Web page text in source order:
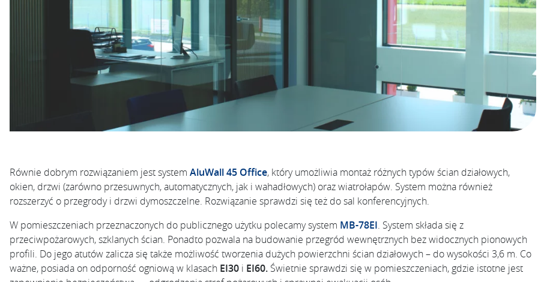
Równie dobrym rozwiązaniem jest system AluWall 45 Office, który umożliwia montaż różnych typów ścian działowych,
okien, drzwi (zarówno przesuwnych, automatycznych, jak i wahadłowych) oraz wiatrołapów. System można również
rozszerzyć o przegrody i drzwi dymoszczelne. Rozwiązanie sprawdzi się też do sal konferencyjnych.
W pomieszczeniach przeznaczonych do publicznego użytku polecamy system MB-78EI. System składa się z
przeciwpożarowych, szklanych ścian. Ponadto pozwala na budowanie przegród wewnętrznych bez widocznych pionowych
profili. Do jego atutów zalicza się także możliwość tworzenia dużych powierzchni ścian działowych – do wysokości 3,6 m. Co
ważne, posiada on odporność ogniową w klasach EI30 i EI60. Świetnie sprawdzi się w pomieszczeniach, gdzie istotne jest